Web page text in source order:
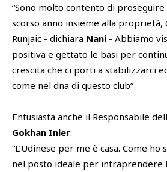
“Sono molto contento di
scorso anno insieme alla proprietà,
Runjaic - dichiara Nani - Abbiamo
positiva e gettato le basi per
crescita che ci porti a stabilizzarci
come nel dna di questo club”
Entusiasta anche il Responsabile
Gokhan Inler:
“L’Udinese per me è casa. Come
nel posto ideale per intraprendere